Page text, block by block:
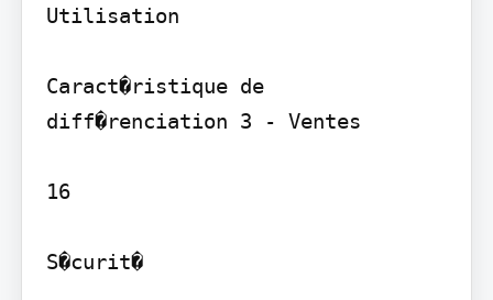
Utilisation
Caract�ristique de
diff�renciation 3 - Ventes
16
S�curit�